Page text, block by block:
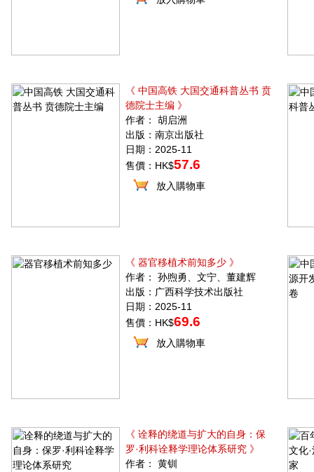
《 中国高铁 大国交通科普丛书 贲
德院士主编 》
作者： 胡启洲
出版：南京出版社
日期：2025-11
售價：HK$57.6
放入購物車
《 器官移植术前知多少 》
作者： 孙煦勇、文宁、董建辉
出版：广西科学技术出版社
日期：2025-11
售價：HK$69.6
放入購物車
《 诠释的绕道与扩大的自身：保
罗·利科诠释学理论体系研究 》
作者： 黄钏